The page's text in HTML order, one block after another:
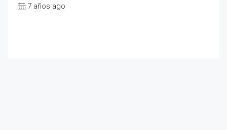
7 años ago